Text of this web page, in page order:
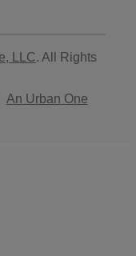
LLC. All Rights
An Urban One